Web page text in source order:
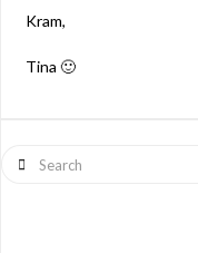
Kram,
Tina 🙂
Search